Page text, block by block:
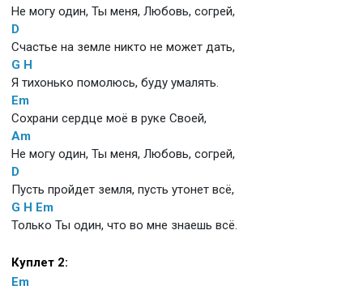
Не могу один, Ты меня, Любовь, согрей,
D
Счастье на земле никто не может дать,
G H
Я тихонько помолюсь, буду умалять.
Em
Сохрани сердце моё в руке Своей,
Am
Не могу один, Ты меня, Любовь, согрей,
D
Пусть пройдет земля, пусть утонет всё,
G H Em
Только Ты один, что во мне знаешь всё.
Куплет 2:
Em